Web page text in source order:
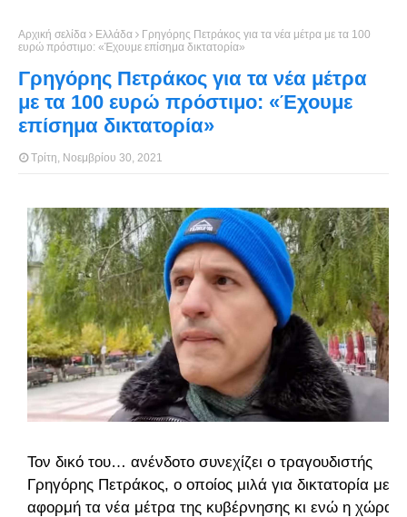
Αρχική σελίδα Ελλάδα
Γρηγόρης Πετράκος για τα νέα μέτρα με τα 100
ευρώ πρόστιμο: «Έχουμε επίσημα δικτατορία»
Γρηγόρης Πετράκος για τα νέα μέτρα
με τα 100 ευρώ πρόστιμο: «Έχουμε
επίσημα δικτατορία»
Τρίτη, Νοεμβρίου 30, 2021
Τον δικό του… ανένδοτο συνεχίζει ο τραγουδιστής
Γρηγόρης Πετράκος, ο οποίος μιλά για δικτατορία με
αφορμή τα νέα μέτρα της κυβέρνησης κι ενώ η χώρα